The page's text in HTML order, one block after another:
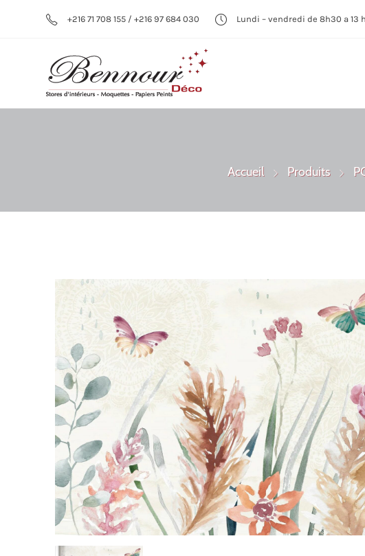
+216 71 708 155 / +216 97 684 030 Lundi – vendredi de 8h30 a 13
Accueil Produits